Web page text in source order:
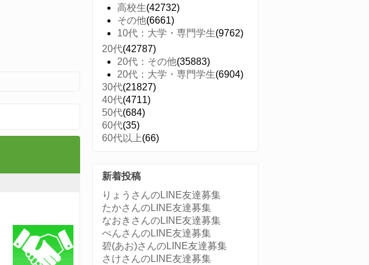
高校生(42732)
その他(6661)
10代：大学・専門学生(9762)
20代(42787)
20代：その他(35883)
20代：大学・専門学生(6904)
30代(21827)
40代(4711)
50代(684)
60代(35)
60代以上(66)
新着投稿
りょうさんのLINE友達募集
たかさんのLINE友達募集
なおきさんのLINE友達募集
ぺんさんのLINE友達募集
碧(あお)さんのLINE友達募集
さけさんのLINE友達募集